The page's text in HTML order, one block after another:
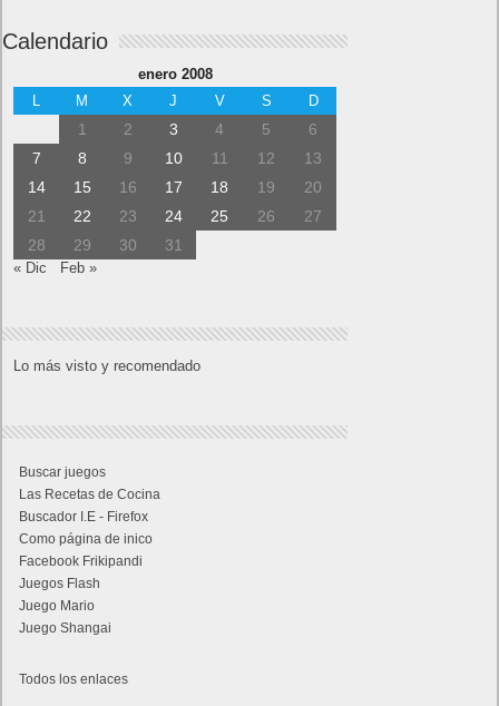
Calendario
enero 2008
M X J V S D
1 2 3 4 5
6
7
8 9 10 11 12
13
14
15 16 17 18 19
20
21
22 23 24 25 26
27
28
29 30 31
« Dic Feb »
Lo más visto y recomendado
Buscar juegos
Las Recetas de Cocina
Buscador I.E - Firefox
Como página de inico
Facebook Frikipandi
Juegos Flash
Juego Mario
Juego Shangai
Todos los enlaces